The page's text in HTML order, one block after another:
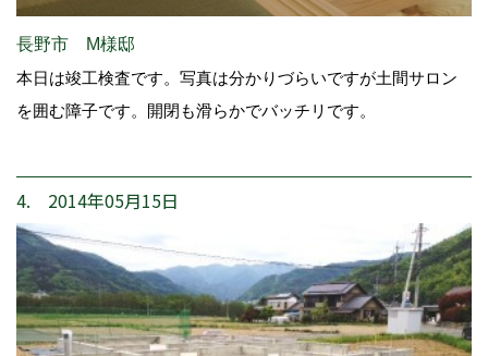
長野市 M様邸
本日は竣工検査です。写真は分かりづらいですが土間サロン
を囲む障子です。開閉も滑らかでバッチリです。
4. 2014年05月15日